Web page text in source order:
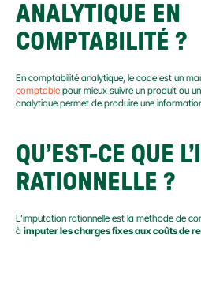
ANALYTIQUE EN
COMPTABILITÉ ?
En comptabilité analytique, le code est un
comptable pour mieux suivre un produit ou
analytique permet de produire une
QU’EST-CE QUE
RATIONNELLE ?
L’imputation rationnelle est la méthode de
à imputer les charges fixes aux coûts de